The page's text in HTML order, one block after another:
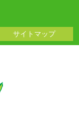
サイトマップ